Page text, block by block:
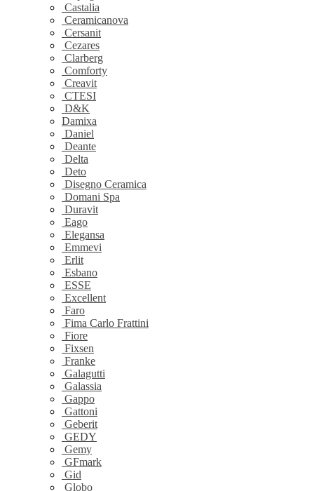
Castalia
Ceramicanova
Cersanit
Cezares
Clarberg
Comforty
Creavit
CTESI
D&K
Damixa
Daniel
Deante
Delta
Deto
Disegno Ceramica
Domani Spa
Duravit
Eago
Elegansa
Emmevi
Erlit
Esbano
ESSE
Excellent
Faro
Fima Carlo Frattini
Fiore
Fixsen
Franke
Galagutti
Galassia
Gappo
Gattoni
Geberit
GEDY
Gemy
GFmark
Gid
Globo